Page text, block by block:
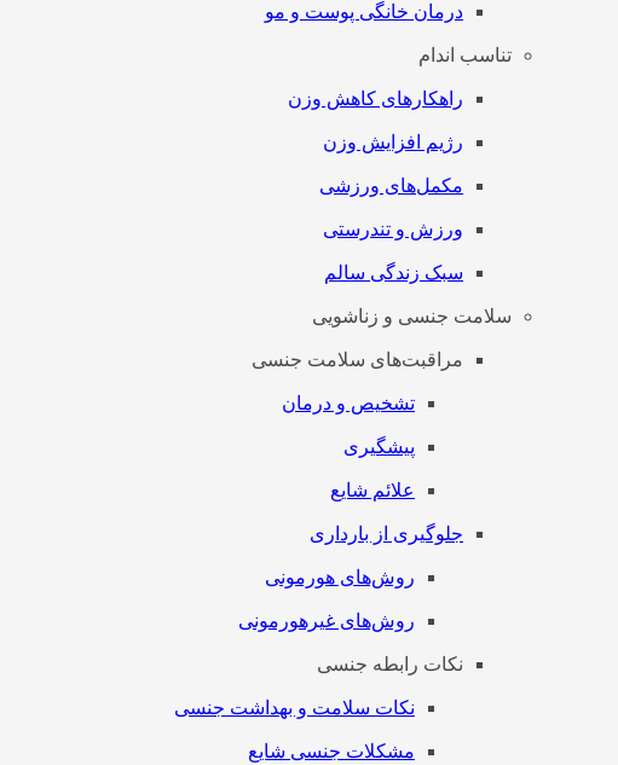
درمان خانگی پوست و مو
تناسب اندام
راهکارهای کاهش وزن
رژیم افزایش وزن
مکمل‌های ورزشی
ورزش و تندرستی
سبک زندگی سالم
سلامت جنسی و زناشویی
مراقبت‌های سلامت جنسی
تشخیص و درمان
پیشگیری
علائم شایع
جلوگیری از بارداری
روش‌های هورمونی
روش‌های غیرهورمونی
نکات رابطه جنسی
نکات سلامت و بهداشت جنسی
مشکلات جنسی شایع